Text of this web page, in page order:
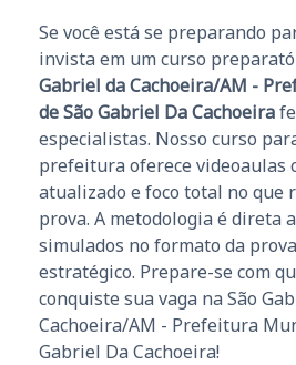
Se você está se preparando
invista em um curso
Gabriel da Cachoeira/AM -
de São Gabriel Da Cachoeira
especialistas. Nosso curso
prefeitura oferece videoaulas
atualizado e foco total no que
prova. A metodologia é direta
simulados no formato da
estratégico. Prepare-se com
conquiste sua vaga na São
Cachoeira/AM - Prefeitura
Gabriel Da Cachoeira!